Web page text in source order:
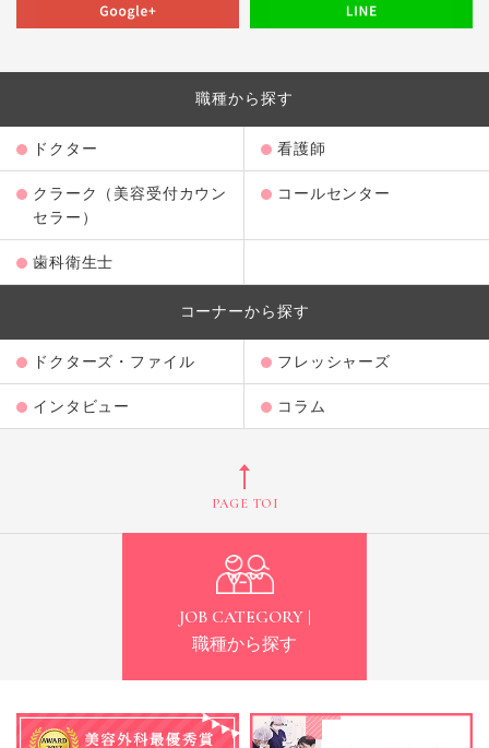
職種から探す
ドクター 看護師
クラーク（美容受付カウン
セラー）
コールセンター
歯科衛生士
コーナーから探す
ドクターズ・ファイル フレッシャーズ
インタビュー コラム
JOB CATEGORY |
職種から探す
PAGE TOP